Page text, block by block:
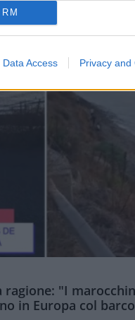
Data Access Privacy and
LETTO DEL MESE
ragione: "I
in Europa col